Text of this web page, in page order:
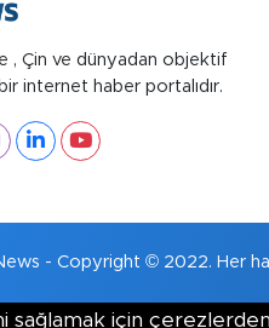
, Çin ve dünyadan objektif
internet haber portalıdır.
- Copyright © 2022. Her
sağlamak için